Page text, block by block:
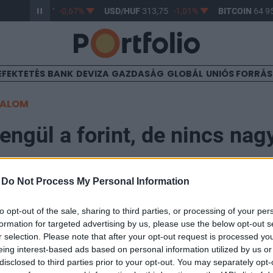
Do Not Process My Personal Information
opt-out of the sale, sharing to third parties, or processing of your
for targeted advertising by us, please use the below opt-out
selection. Please note that after your opt-out request is processed
interest-based ads based on personal information utilized by us
to third parties prior to your opt-out. You may separately
362,97 -0,67% USD/HUF 313,75 -1,01% BITCOIN64
BANK DEVIZA GAZDASÁG GLOBÁL UNIÓS
a forint, de nincs
mozdult a forint árfolyama az euróval szemben a
zloty és a cseh korona és kissé gyengüléssel